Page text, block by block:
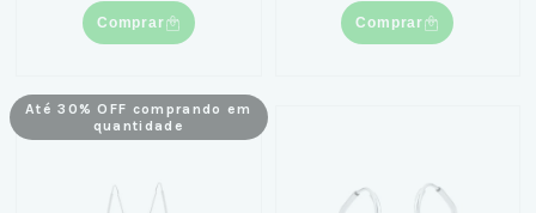
Comprar Comprar
Até 30% OFF comprando em
quantidade